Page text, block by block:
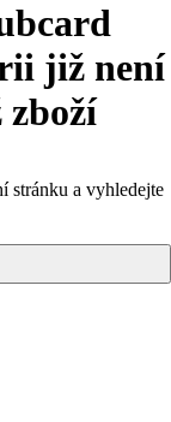
již není
zboží
stránku a vyhledejte